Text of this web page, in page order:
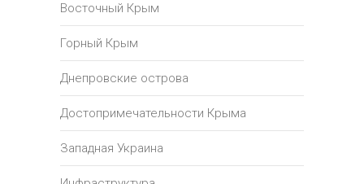
Восточный Крым
Горный Крым
Днепровские острова
Достопримечательности Крыма
Западная Украина